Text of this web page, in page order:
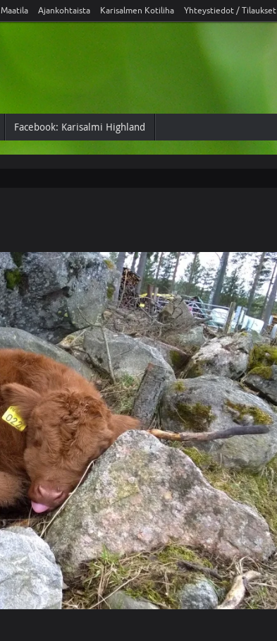
Maatila Ajankohtaista Karisalmen Kotiliha Yhteystiedot / Tilaukset
Facebook: Karisalmi Highland